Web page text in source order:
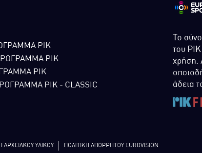
ΡΙΚ
ΡΙΚ
ΡΙΚ
ΡΙΚ - CLASSIC
Το
του
χρήση.
άδεια
ΑΡΧΕΙΑΚΟΥ ΥΛΙΚΟΥ ΠΟΛΙΤΙΚΗ ΑΠΟΡΡΗΤΟΥ EUROVISION